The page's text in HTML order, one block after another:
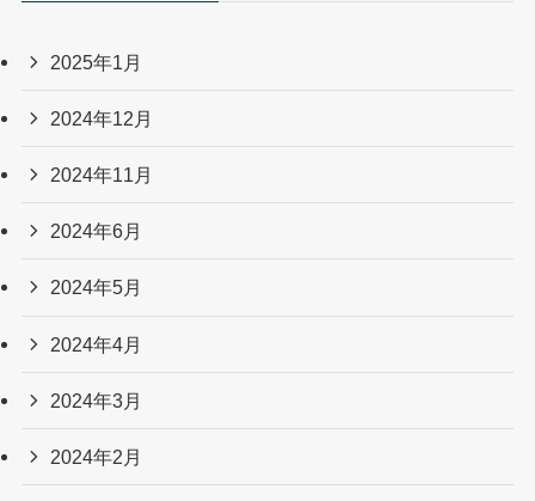
2025年1月
2024年12月
2024年11月
2024年6月
2024年5月
2024年4月
2024年3月
2024年2月